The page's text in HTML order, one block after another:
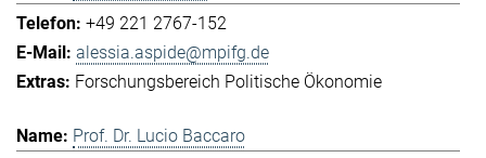
+49 221 2767-152
alessia.aspide@mpifg.de
Forschungsbereich Politische Ökonomie
Prof. Dr. Lucio Baccaro